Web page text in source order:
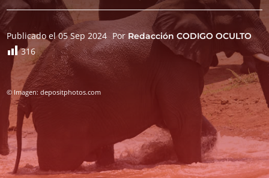
Publicado el 05 Sep 2024 PorRedacción CODIGO OCULTO
316
© Imagen: depositphotos.com